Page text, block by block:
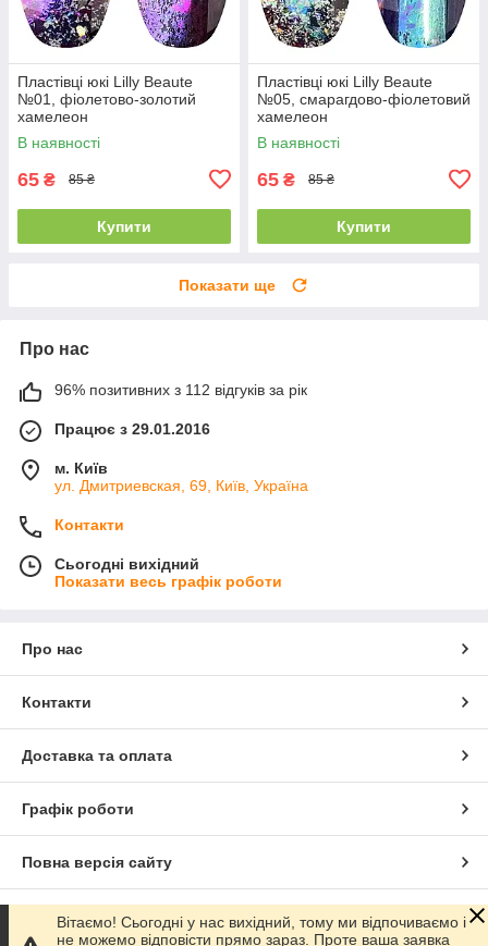
Пластівці юкі Lilly Beaute
№01, фіолетово-золотий
хамелеон
В наявності
65 ₴ 85 ₴
Купити
Пластівці юкі Lilly Beaute
№05, смарагдово-фіолетовий
хамелеон
В наявності
65 ₴ 85 ₴
Купити
Показати ще
Про нас
96% позитивних з 112 відгуків за рік
Працює з 29.01.2016
м. Київ
ул. Дмитриевская, 69, Київ, Україна
Контакти
Сьогодні вихідний
Показати весь графік роботи
Про нас
Контакти
Доставка та оплата
Графік роботи
Повна версія сайту
Сайт створено на маркетплейсі Prom.ua
Вітаємо! Сьогодні у нас вихідний, тому ми відпочиваємо і
не можемо відповісти прямо зараз. Проте ваша заявка